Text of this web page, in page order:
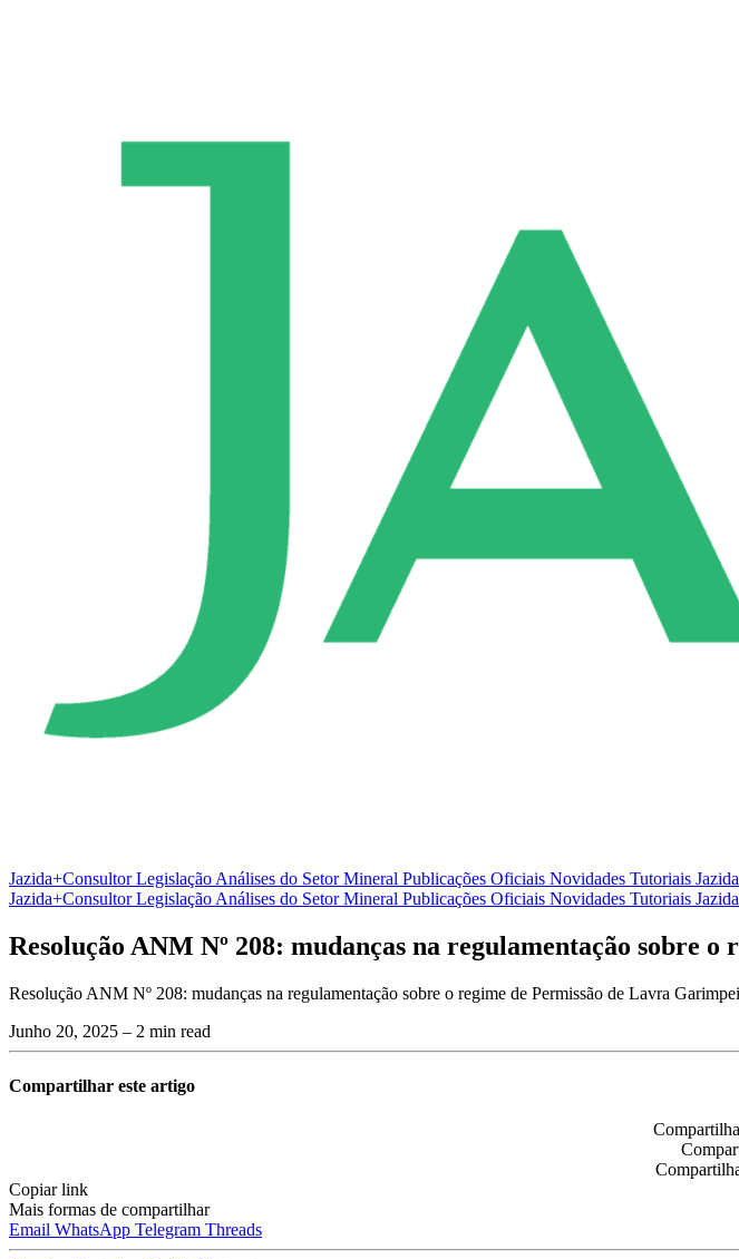
Jazida+ConsultorLegislação Análises do Setor Mineral Publicações Oficiais Novidades Tutoriais
Jazida+ConsultorLegislação Análises do Setor Mineral Publicações Oficiais Novidades Tutoriais
Resolução ANM Nº 208: mudanças na regulamentação sobre
Resolução ANM Nº 208: mudanças na regulamentação sobre o regime de Permissão de Lavra
Junho 20, 2025 – 2 min read
Compartilhar este artigo
Copiar link
Mais formas de compartilhar
Email WhatsApp Telegram Threads